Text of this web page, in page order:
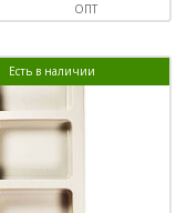
ОПТ
Есть в наличии